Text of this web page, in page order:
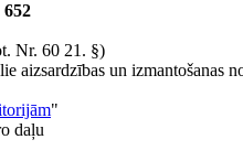
Nr. 60 21. §)
aizsardzības un izmantošanas
"
daļu